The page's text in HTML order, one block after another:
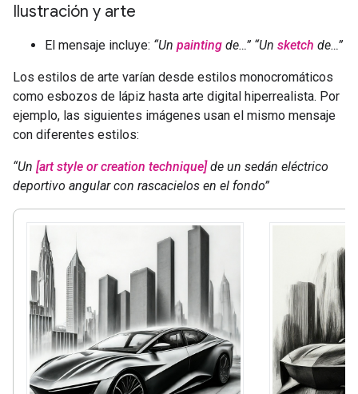
Ilustración y arte
El mensaje incluye: “Un painting de…” “Un sketch de…”
Los estilos de arte varían desde estilos monocromáticos
como esbozos de lápiz hasta arte digital hiperrealista. Por
ejemplo, las siguientes imágenes usan el mismo mensaje
con diferentes estilos:
“Un [art style or creation technique]de un sedán eléctrico
deportivo angular con rascacielos en el fondo”